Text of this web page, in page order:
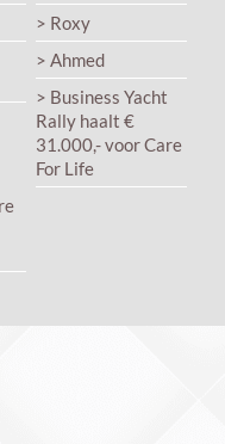
> Roxy
> Ahmed
> Business Yacht
Rally haalt €
31.000,- voor Care
For Life